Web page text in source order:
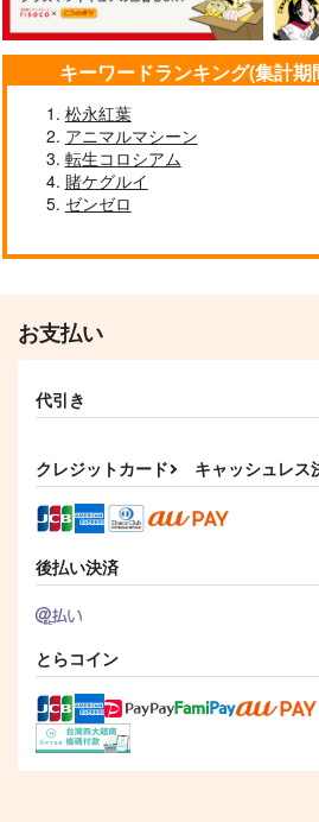
キーワードランキング(集計
松永紅葉
アニマルマシーン
転生コロシアム
賭ケグルイ
ゼンゼロ
お支払い
代引き
クレジットカード キャッシュレス
後払い決済
とらコイン